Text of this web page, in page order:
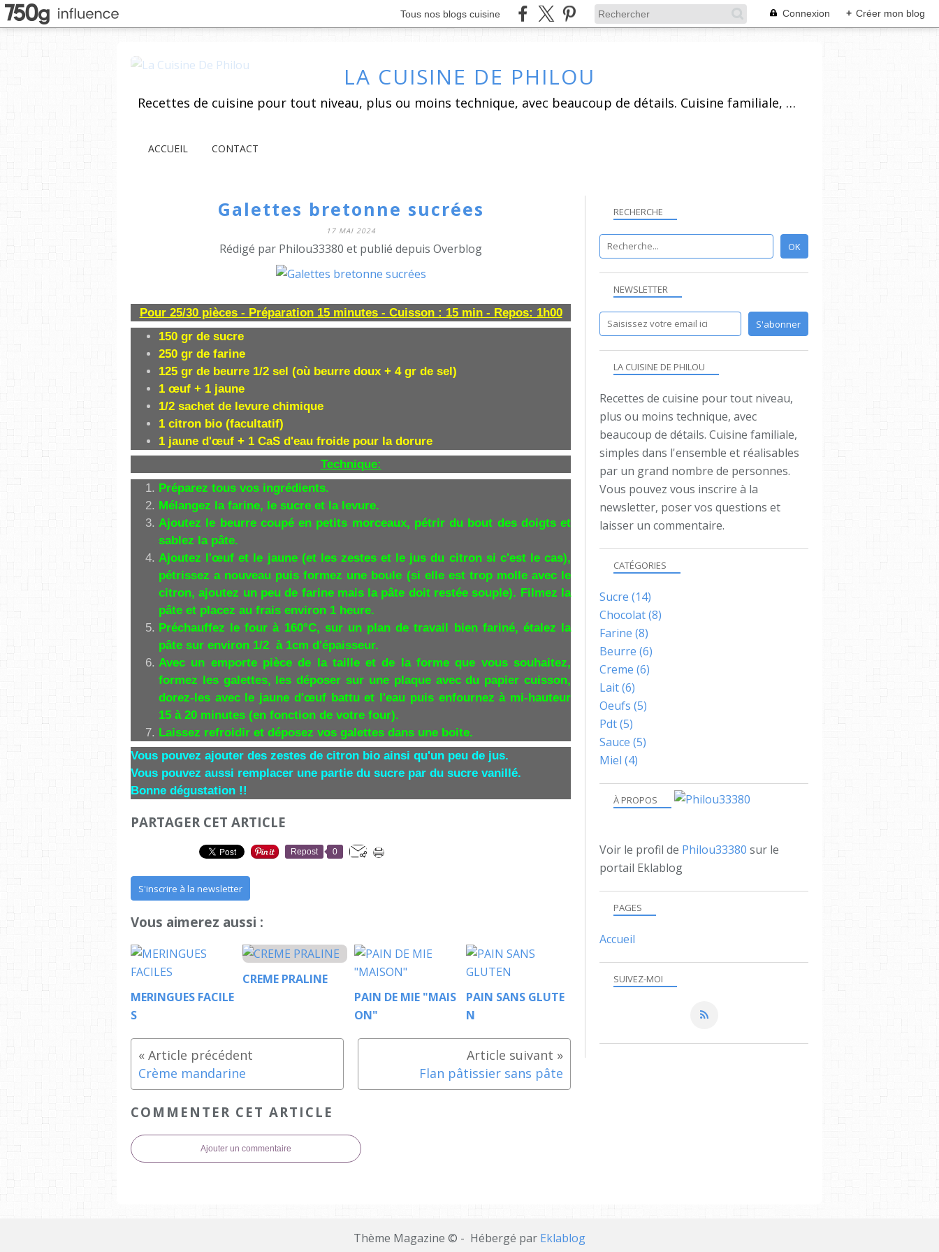
Tous nos blogs cuisine Connexion + Créer mon blog
LA CUISINE DE PHILOU
Recettes de cuisine pour tout niveau, plus ou moins technique, avec beaucoup de détails. Cuisine familiale, simples dans l'ensemble et réalisables par un grand nombre de personnes. Vous pouvez vous inscrire à la newsletter, poser vos questions et laisser un commentaire.
ACCUEIL CONTACT
Galettes bretonne sucrées
17 MAI 2024
Rédigé par Philou33380 et publié depuis Overblog
Pour 25/30 pièces - Préparation 15 minutes - Cuisson : 15 min - Repos: 1h00
150 gr de sucre
250 gr de farine
125 gr de beurre 1/2 sel (où beurre doux + 4 gr de sel)
1 œuf + 1 jaune
1/2 sachet de levure chimique
1 citron bio (facultatif)
1 jaune d'œuf + 1 CaS d'eau froide pour la dorure
Technique:
Préparez tous vos ingrédients.
Mélangez la farine, le sucre et la levure.
Ajoutez le beurre coupé en petits morceaux, pétrir du bout des doigts et
sablez la pâte.
Ajoutez l'œuf et le jaune (et les zestes et le jus du citron si c'est le cas),
pétrissez a nouveau puis formez une boule (si elle est trop molle avec le
citron, ajoutez un peu de farine mais la pâte doit restée souple). Filmez la
pâte et placez au frais environ 1 heure.
Préchauffez le four à 160°C, sur un plan de travail bien fariné, étalez la
pâte sur environ 1/2 à 1cm d'épaisseur.
Avec un emporte pièce de la taille et de la forme que vous souhaitez,
formez les galettes, les déposer sur une plaque avec du papier cuisson,
dorez-les avec le jaune d'œuf battu et l'eau puis enfournez à mi-hauteur
15 à 20 minutes (en fonction de votre four).
Laissez refroidir et déposez vos galettes dans une boite.
Vous pouvez ajouter des zestes de citron bio ainsi qu'un peu de jus.
Vous pouvez aussi remplacer une partie du sucre par du sucre vanillé.
Bonne dégustation !!
PARTAGER CET ARTICLE
Repost 0
S'inscrire à la newsletter
Vous aimerez aussi :
MERINGUES FACILE
S
CREME PRALINE
PAIN DE MIE "MAIS
ON"
PAIN SANS GLUTE
N
Crème mandarine Flan pâtissier sans pâte
COMMENTER CET ARTICLE
Ajouter un commentaire
NEWSLETTER
SUIVEZ-MOI
RECHERCHE
LA CUISINE DE PHILOU
Recettes de cuisine pour tout niveau,
plus ou moins technique, avec
beaucoup de détails. Cuisine familiale,
simples dans l'ensemble et réalisables
par un grand nombre de personnes.
Vous pouvez vous inscrire à la
newsletter, poser vos questions et
laisser un commentaire.
À PROPOS
Voir le profil de Philou33380 sur le
portail Eklablog
PAGES
Accueil
CATÉGORIES
Sucre (14)
Chocolat(8)
Farine (8)
Beurre (6)
Creme (6)
Lait(6)
Oeufs (5)
Pdt(5)
Sauce (5)
Miel (4)
Thème Magazine © - Hébergé par Eklablog